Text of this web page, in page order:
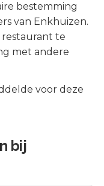
bestemming
van Enkhuizen.
restaurant te
met andere
voor deze
bij